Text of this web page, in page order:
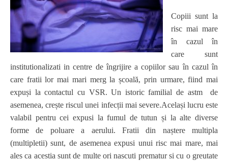
Copiii sunt la
risc mai mare
în cazul în
care sunt
institutionalizati in centre de îngrijire a copiilor sau în cazul în
care fratii lor mai mari merg la școală, prin urmare, fiind mai
expuși la contactul cu VSR. Un istoric familial de astm de
asemenea, crește riscul unei infecții mai severe.Același lucru este
valabil pentru cei expusi la fumul de tutun și la alte diverse
forme de poluare a aerului. Fratii din naștere multipla
(multipletii) sunt, de asemenea expusi unui risc mai mare, mai
ales ca acestia sunt de multe ori nascuti prematur si cu o greutate